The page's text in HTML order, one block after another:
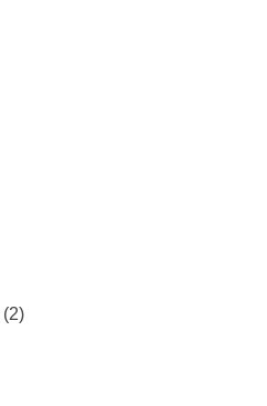
(2)